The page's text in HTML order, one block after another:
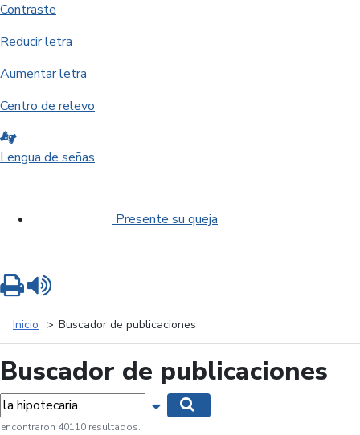
Contraste
Reducir letra
Aumentar letra
Centro de relevo
Lengua de señas
Presente su queja
Inicio Buscador de publicaciones
Buscador de publicaciones
Mostrar opciones de búsqueda
encontraron 40110 resultados.
Imprimir